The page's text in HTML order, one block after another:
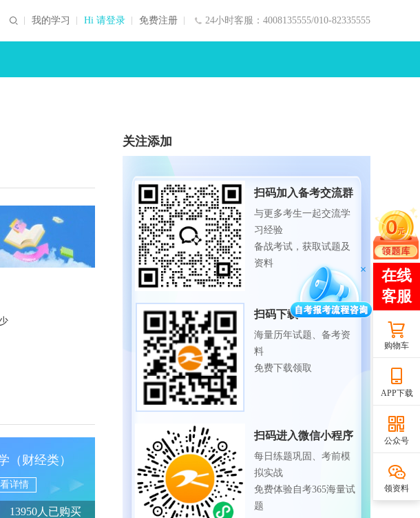
24小时客服：4008135555/010-82335555
我的学习 Hi 请登录 免费注册
（财经类）
详情
13950人已购买
关注添加
扫码加入备考交流群
与更多考生一起交流学
习经验
备战考试，获取试题及
资料
扫码下载APP
海量历年试题、备考资
料
免费下载领取
扫码进入微信小程序
每日练题巩固、考前模
拟实战
免费体验自考365海量试
题
购物车
APP下载
公众号
领资料